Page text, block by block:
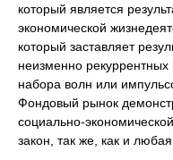
который является
экономической
который заставляет
неизменно
набора волн или
Фондовый рынок
социально-
закон, так же, как и